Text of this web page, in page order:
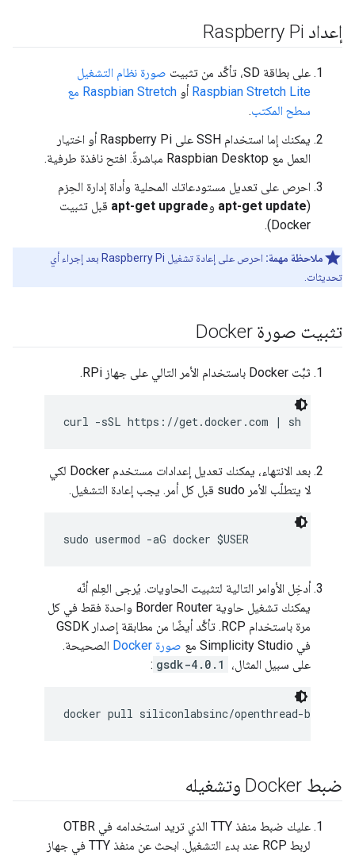
إعداد Raspberry Pi
على بطاقة SD، تأكَّد من تثبيت
صورة نظام التشغيل
Raspbian Stretch Lite أو
Raspbian Stretch مع
سطح المكتب.
يمكنك إما استخدام SSH على Raspberry Pi أو اختيار
العمل مع Raspbian Desktop مباشرةً. افتح نافذة طرفية.
احرص على تعديل مستودعاتك المحلية وأداة إدارة الحِزم
(
apt-get update وapt-get upgrade قبل تثبيت
Docker).
ملاحظة مهمة:
احرص على إعادة تشغيل Raspberry Pi بعد إجراء أي
تحديثات.
تثبيت صورة Docker
ثبِّت Docker باستخدام الأمر التالي على جهاز RPi.
بعد الانتهاء، يمكنك تعديل إعدادات مستخدم Docker لكي
لا يتطلّب الأمر sudo قبل كل أمر. يجب إعادة التشغيل.
أدخِل الأوامر التالية لتثبيت الحاويات. يُرجى العِلم أنّه
يمكنك تشغيل حاوية Border Router واحدة فقط في كل
مرة باستخدام RCP. تأكَّد أيضًا من مطابقة إصدار GSDK
في Simplicity Studio مع
صورة Docker
الصحيحة.
على سبيل المثال،
gsdk-4.0.1
:
ضبط Docker وتشغيله
عليك ضبط منفذ TTY الذي تريد استخدامه في OTBR
لربط RCP عند بدء التشغيل. ابحث عن منفذ TTY في جهاز